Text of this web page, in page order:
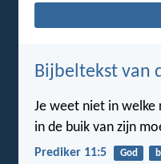
Bijbeltekst van
Je weet niet in
in de buik van zijn
Prediker 11:5 God